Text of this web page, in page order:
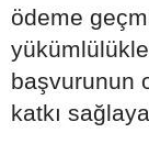
ödeme
başvurunun
katkı